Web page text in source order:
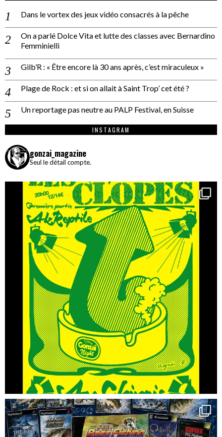
Dans le vortex des jeux vidéo consacrés à la pêche
On a parlé Dolce Vita et lutte des classes avec Bernardino
Femminielli
Gilb’R : « Être encore là 30 ans après, c’est miraculeux »
Plage de Rock : et si on allait à Saint Trop’ cet été ?
Un reportage pas neutre au PALP Festival, en Suisse
INSTAGRAM
gonzai_magazine
Seul le détail compte.